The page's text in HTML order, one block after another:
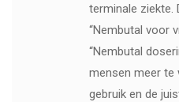
terminale ziekte.
“Nembutal voor
“Nembutal
mensen meer te
gebruik en de